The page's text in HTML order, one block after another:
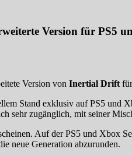
Version für PS5
Version von Inertial Drift
Stand exklusiv auf PS5 und
sehr zugänglich, mit seiner
Auf der PS5 und Xbox
neue Generation abzurunden.